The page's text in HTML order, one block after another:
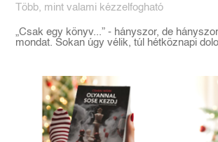
Több, mint valami kézzelfogható
„Csak egy könyv...” - hányszor, de
mondat. Sokan úgy vélik, túl hétköznapi